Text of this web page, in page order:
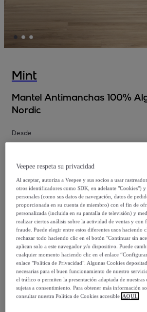
Mint
Mantel Antimanchas 100%
Nordic
Desde
00
-63%
Vendido porONNA STUDIO
Entrega
Entrega desde4,95 €
Gratis desde 60 € de compra
Veepee respeta su privacidad
Al aceptar, autoriza a Veepee y sus socios a usar
otros identificadores como SDK, en adelante "Cookies") y
personales (como sus datos de navegación, datos de
proporcionada en su cuenta de miembro) con el fin de
personalizada (incluida en su pantalla de televisión) y
realizar ciertos análisis sobre la actividad de ventas y con
fraude. Puede elegir entre estos diferentes usos haciendo
rechazar todo haciendo clic en el botón "Continuar sin
aplican solo a este navegador y/o dispositivo. Puede
cualquier momento haciendo clic en el enlace
enlace "Política de Privacidad". Algunas Cookies
necesarias para el buen funcionamiento de nuestro
el tráfico o permiten la presentación adaptada de nuestras
sujetas a consentimiento. Para obtener más información
consultar nuestra Política de Cookies accesible AQUÍ.